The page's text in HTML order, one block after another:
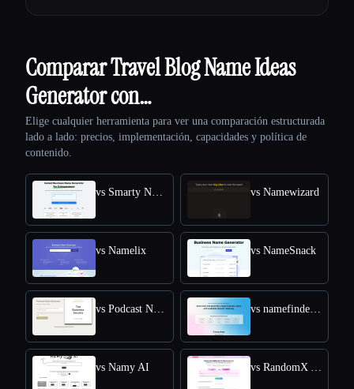
Comparar Travel Blog Name Ideas
Generator con…
Elige cualquier herramienta para ver una comparación estructurada
lado a lado: precios, implementación, capacidades y política de
contenido.
vs Namewizard
vs Namelix vs NameSnack
vs Namy AI